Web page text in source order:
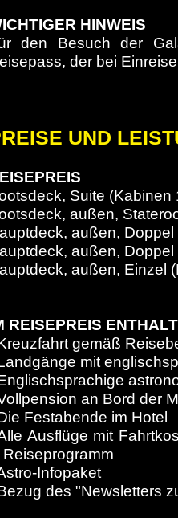
HINWEIS
den Besuch der
der bei
UND
Suite (Kabinen
außen,
außen,
außen,
außen, Einzel
REISEPREIS
gemäß
mit
an Bord der
Festabende im Hotel
Ausflüge mit
Reiseprogramm
Infopaket
des "Newsletters